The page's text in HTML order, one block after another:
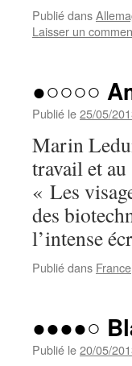
Publié dans
Laisser un
●○○○○
Publié le25/05/
Marin
travail et
« Les
des
l’intense
Publié dans France
●●●●○
Publié le20/05/